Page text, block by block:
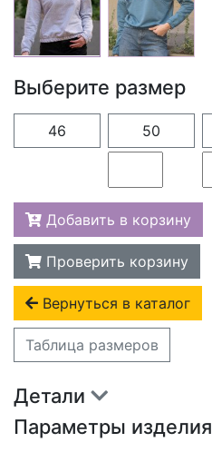
Выберите размер
46 50
Добавить в корзину
Проверить корзину
Вернуться в каталог
Таблица размеров
Детали
Параметры изделия